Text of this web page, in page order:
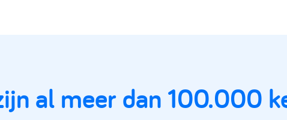
al meer dan 100.000